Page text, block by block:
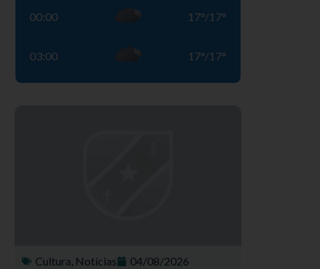
00:00 17°/17°
03:00 17°/17°
Cultura, Notícias 04/08/2026